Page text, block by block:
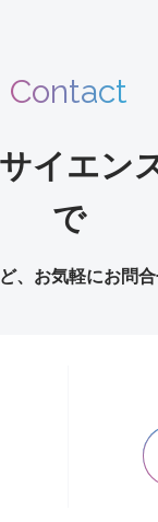
Contact
イエン
で
、お気軽にお問合